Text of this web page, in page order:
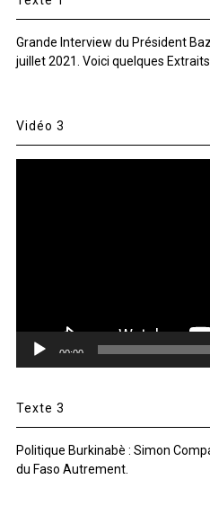
Grande Interview du Président
juillet 2021. Voici quelques Extraits.
Vidéo 3
00:00
Texte 3
Politique Burkinabè : Simon
du Faso Autrement.